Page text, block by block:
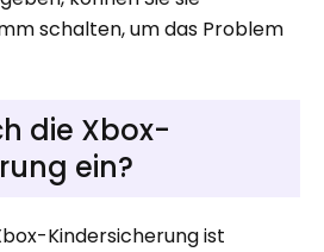
schalten, um das Problem
die Xbox-
ein?
Kindersicherung ist